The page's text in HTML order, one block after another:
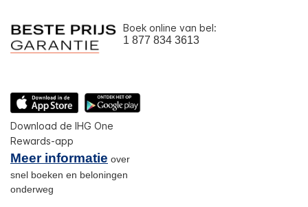
Boek online van bel:
1 877 834 3613
Download de IHG One
Rewards-app
Meer informatie over
snel boeken en beloningen
onderweg